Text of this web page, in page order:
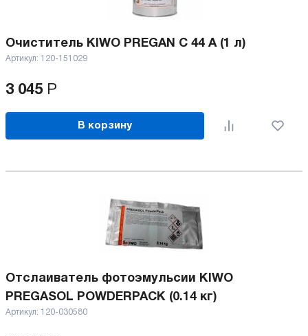
Очиститель KIWO PREGAN C 44 A (1 л)
Артикул: 120-151029
3 045 Р
В корзину
Отслаиватель фотоэмульсии KIWO
PREGASOL POWDERPACK (0.14 кг)
Артикул: 120-030580